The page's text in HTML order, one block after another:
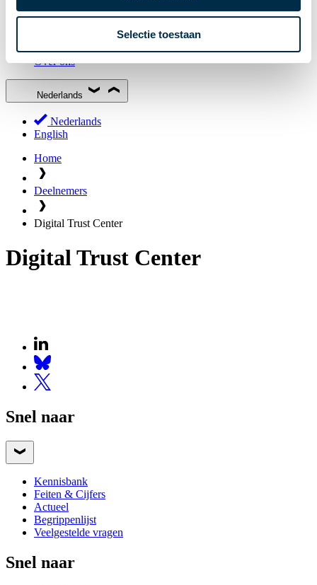
Selectie toestaan
Begrippenlijst
Over ons
Nederlands
Nederlands
English
Home
Deelnemers
Digital Trust Center
Digital Trust Center
Snel naar
Kennisbank
Feiten & Cijfers
Actueel
Begrippenlijst
Veelgestelde vragen
Snel naar